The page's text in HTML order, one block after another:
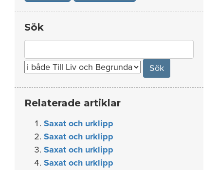
Sök
for:
Relaterade artiklar
Saxat och urklipp
Saxat och urklipp
Saxat och urklipp
Saxat och urklipp